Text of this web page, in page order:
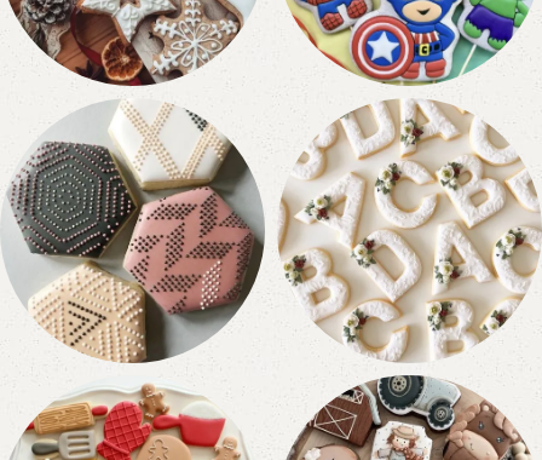
Fechas Calendarias
172 productos
Super Héroes
11 productos
Formas / Varios
21 productos
Letras
26 productos